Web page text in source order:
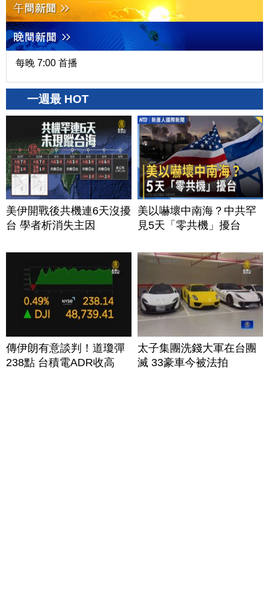
每晚 7:00 首播
一週最 HOT
美伊開戰後共機連6天沒擾
台 學者析消失主因
美以嚇壞中南海？中共罕
見5天「零共機」擾台
傳伊朗有意談判！道瓊彈
238點 台積電ADR收高
太子集團洗錢大軍在台團
滅 33豪車今被法拍